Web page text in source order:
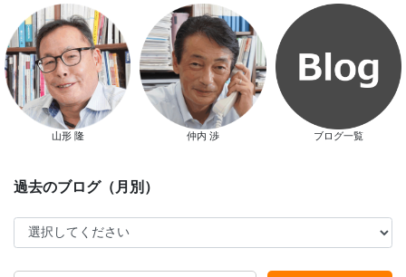
新春特別キャンペーン
山形 隆 仲内 渉 ブログ一覧